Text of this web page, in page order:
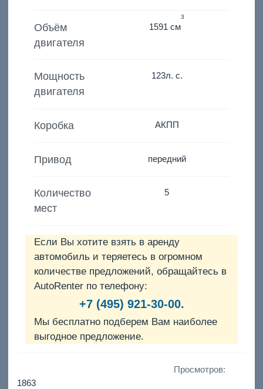
Объём
двигателя
1591 см
3
Мощность
двигателя
123л. с.
Коробка АКПП
Привод передний
Количество
мест
5
Если Вы хотите взять в аренду
автомобиль и теряетесь в огромном
количестве предложений, обращайтесь в
AutoRenter по телефону:
+7 (495) 921-30-00.
Мы бесплатно подберем Вам наиболее
выгодное предложение.
Просмотров:
1863